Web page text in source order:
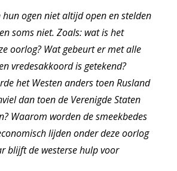
ogen niet altijd open en stelden
soms niet. Zoals: wat is het
oorlog? Wat gebeurt er met alle
vredesakkoord is getekend?
het Westen anders toen Rusland
dan toen de Verenigde Staten
Waarom worden de smeekbedes
lijden onder deze oorlog
blijft de westerse hulp voor